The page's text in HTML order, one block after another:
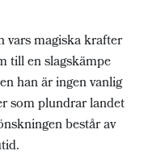
vars magiska krafter
till en slagskämpe
han är ingen vanlig
som plundrar landet
består av